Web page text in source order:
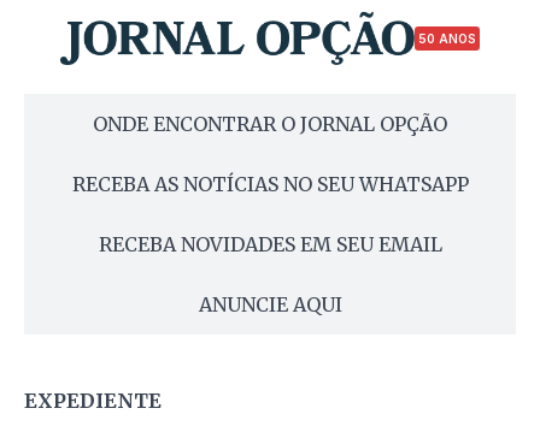
50 ANOS
ONDE ENCONTRAR O JORNAL OPÇÃO
RECEBA AS NOTÍCIAS NO SEU WHATSAPP
RECEBA NOVIDADES EM SEU EMAIL
ANUNCIE AQUI
EXPEDIENTE